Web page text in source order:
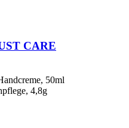
CARE
50ml
4,8g